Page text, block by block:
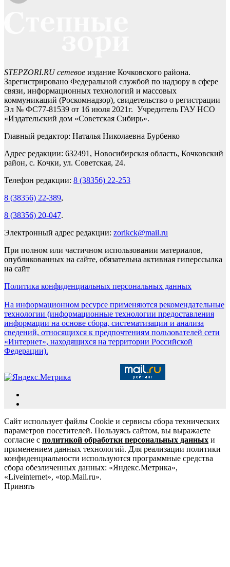
STEPZORI.RU сетевое издание Кочковского района.
Зарегистрировано Федеральной службой по надзору в сфере
связи, информационных технологий и массовых
коммуникаций (Роскомнадзор), свидетельство о регистрации
Эл № ФС77-81539 от 16 июля 2021г. Учредитель ГАУ НСО
«Издательский дом «Советская Сибирь».
Главный редактор: Наталья Николаевна Бурбенко
Адрес редакции: 632491, Новосибирская область, Кочковский
район, с. Кочки, ул. Советская, 24.
Телефон редакции: 8 (38356) 22-253
8 (38356) 22-389,
8 (38356) 20-047.
Электронный адрес редакции: zorikck@mail.ru
При полном или частичном использовании материалов,
опубликованных на сайте, обязательна активная гиперссылка
на сайт
Политика конфиденциальных персональных данных
На информационном ресурсе применяются рекомендательные
технологии (информационные технологии предоставления
информации на основе сбора, систематизации и анализа
сведений, относящихся к предпочтениям пользователей сети
«Интернет», находящихся на территории Российской
Федерации).
Сайт использует файлы Cookie и сервисы сбора технических
параметров посетителей. Пользуясь сайтом, вы выражаете
согласие с политикой обработки персональных данных и
применением данных технологий. Для реализации политики
конфиденциальности используются программные средства
сбора обезличенных данных: «Яндекс.Метрика»,
«Liveinternet», «top.Mail.ru».
Принять